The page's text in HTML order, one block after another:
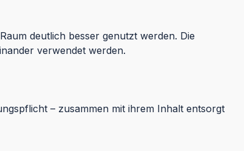
deutlich besser genutzt werden. Die
verwendet werden.
– zusammen mit ihrem Inhalt entsorgt